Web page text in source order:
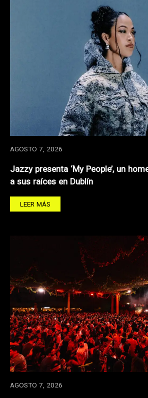
AGOSTO 7, 2026
Jazzy presenta ‘My People’, un
a sus raíces en Dublín
LEER MÁS
AGOSTO 7, 2026